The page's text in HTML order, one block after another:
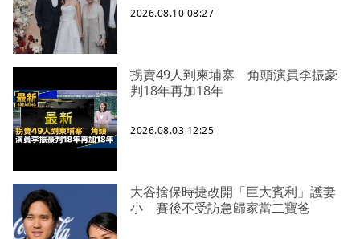
2026.08.10 08:27
拐賣49人到柬埔寨 角頭演員李振豪
判18年再加18年
2026.08.03 12:25
大谷捨保時捷改開「巨大賓利」護妻
小 賽後不受訪急歸家當二寶爸